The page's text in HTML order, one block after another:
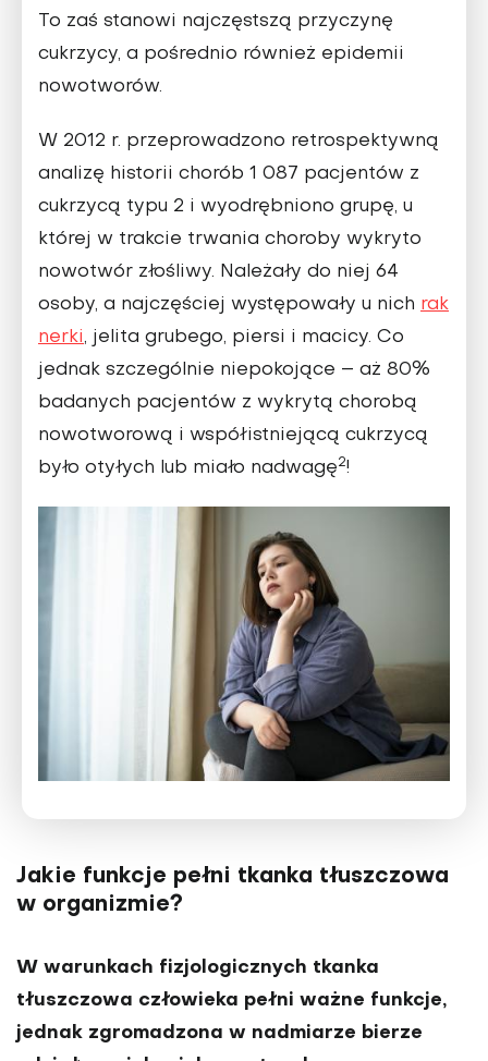
To zaś stanowi najczęst­szą przyczynę
cukrzycy, a pośrednio również epidemii
nowotworów.
W 2012 r. przeprowadzono retro­spektywną
analizę historii cho­rób 1 087 pacjentów z
cukrzycą typu 2 i wyodrębniono grupę, u
której w trakcie trwania cho­roby wykryto
nowotwór złośliwy. Należały do niej 64
osoby, a naj­częściej występowały u nich rak
nerki, jelita grubego, piersi i macicy. Co
jednak szczególnie niepoko­jące – aż 80%
badanych pacjentów z wykrytą chorobą
nowotworową i współistniejącą cukrzycą
było otyłych lub miało nadwagę2!
Jakie funkcje pełni tkanka tłuszczowa
w organizmie?
W warunkach fizjologicznych tkanka
tłuszczowa człowieka pełni ważne funkcje,
jednak zgromadzona w nadmiarze bierze